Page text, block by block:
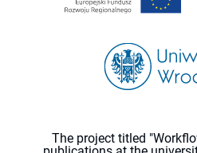
The project titled